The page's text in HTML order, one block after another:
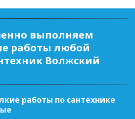
выполняем
работы любой
Волжский
работы по сантехнике